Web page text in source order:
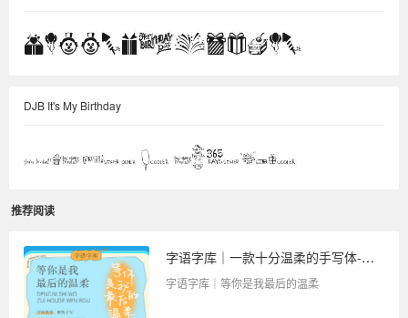
DJB It's My Birthday
推荐阅读
字语字库｜一款十分温柔的手写体-等你是我最后的温柔
字语字库｜等你是我最后的温柔